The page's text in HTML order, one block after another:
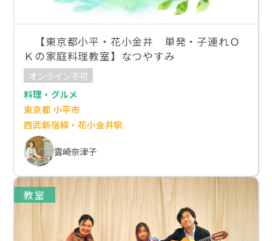
【東京都小平・花小金井 単発・子連れＯ
Ｋの家庭料理教室】なつやすみ
オンライン不可
料理・グルメ
東京都 小平市
西武新宿線・花小金井駅
露崎奈津子
教室